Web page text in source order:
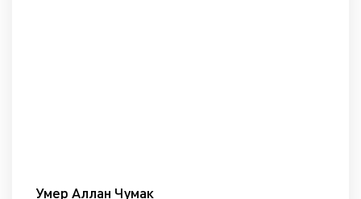
Умер Аллан Чумак